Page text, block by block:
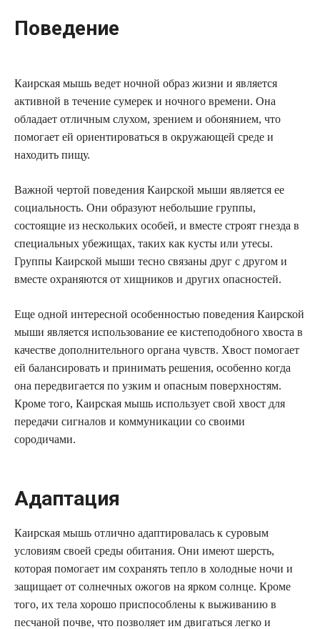
Поведение
Каирская мышь ведет ночной образ жизни и является
активной в течение сумерек и ночного времени. Она
обладает отличным слухом, зрением и обонянием, что
помогает ей ориентироваться в окружающей среде и
находить пищу.
Важной чертой поведения Каирской мыши является ее
социальность. Они образуют небольшие группы,
состоящие из нескольких особей, и вместе строят гнезда в
специальных убежищах, таких как кусты или утесы.
Группы Каирской мыши тесно связаны друг с другом и
вместе охраняются от хищников и других опасностей.
Еще одной интересной особенностью поведения Каирской
мыши является использование ее кистеподобного хвоста в
качестве дополнительного органа чувств. Хвост помогает
ей балансировать и принимать решения, особенно когда
она передвигается по узким и опасным поверхностям.
Кроме того, Каирская мышь использует свой хвост для
передачи сигналов и коммуникации со своими
сородичами.
Адаптация
Каирская мышь отлично адаптировалась к суровым
условиям своей среды обитания. Они имеют шерсть,
которая помогает им сохранять тепло в холодные ночи и
защищает от солнечных ожогов на ярком солнце. Кроме
того, их тела хорошо приспособлены к выживанию в
песчаной почве, что позволяет им двигаться легко и